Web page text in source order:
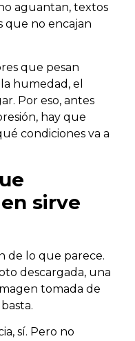
aguantan, textos
que no encajan
que pesan
humedad, el
Por eso, antes
hay que
condiciones va a
sirve
de lo que parece.
descargada, una
tomada de
sí. Pero no